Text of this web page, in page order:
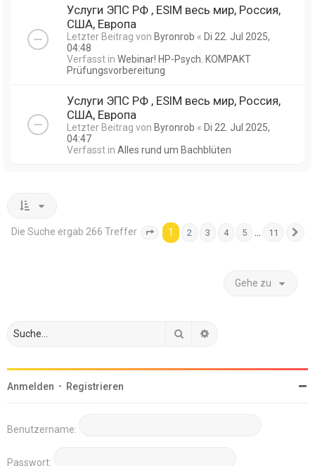
Услуги ЭПС РФ , ESIM весь мир, Россия,
США, Европа
Letzter Beitrag von Byronrob « Di 22. Jul 2025,
04:48
Verfasst in Webinar! HP-Psych. KOMPAKT
Prüfungsvorbereitung
Услуги ЭПС РФ , ESIM весь мир, Россия,
США, Европа
Letzter Beitrag von Byronrob « Di 22. Jul 2025,
04:47
Verfasst in Alles rund um Bachblüten
Die Suche ergab 266 Treffer Seite 1 von 11
1 2 3 4 5 … 11
Gehe zu
Suche
Anmelden • Registrieren
Benutzername:
Passwort: